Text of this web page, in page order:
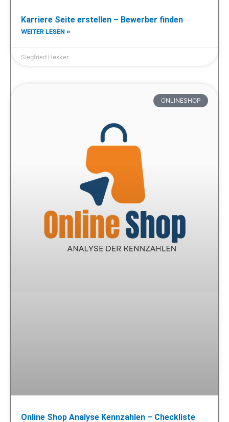
Karriere Seite erstellen – Bewerber finden
WEITER LESEN »
Siegfried Hesker
ONLINESHOP
Online Shop Analyse Kennzahlen – Checkliste